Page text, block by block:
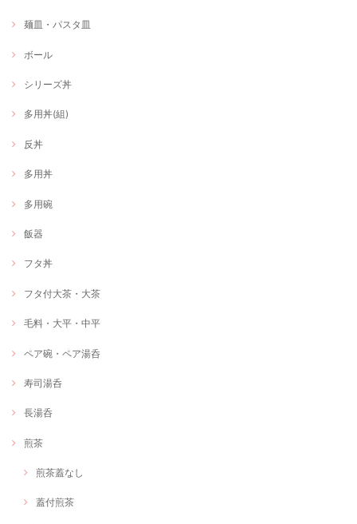
麺皿・パスタ皿
ボール
シリーズ丼
多用丼(組)
反丼
多用丼
多用碗
飯器
フタ丼
フタ付大茶・大茶
毛料・大平・中平
ペア碗・ペア湯呑
寿司湯呑
長湯呑
煎茶
煎茶蓋なし
蓋付煎茶